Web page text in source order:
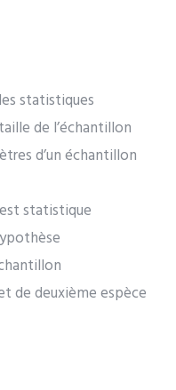
statistiques
de l’échantillon
d’un échantillon
statistique
de deuxième espèce